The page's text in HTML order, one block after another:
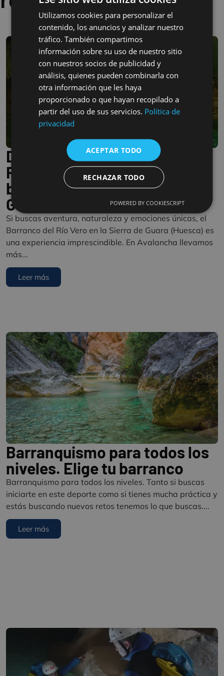
Descenso del Barranco del
Río Vero: guía práctica para
barranquismo en la Sierra de
Guara
Si buscas aventura, naturaleza y emociones únicas, el
Barranco del Río Vero en la Sierra de Guara (Huesca) es
una experiencia imprescindible. En Avalancha llevamos
más...
Leer más
Barranquismo para todos los
niveles. Elige tu barranco
Barranquismo para todos los niveles. Tanto si buscas
iniciarte en este deporte como si tienes mucha práctica y
estás buscando nuevos retos tenemos lo que buscas....
Leer más
SPANISH
FRENCH
ENGLISH
Utilizamos cookies para personalizar el
contenido, los anuncios y analizar nuestro
tráfico. También compartimos
información sobre su uso de nuestro sitio
con nuestros socios de publicidad y
análisis, quienes pueden combinarla con
otra información que les haya
proporcionado o que hayan recopilado a
partir del uso de sus servicios. Política de
privacidad
ACEPTAR TODO
RECHAZAR TODO
POWERED BY COOKIESCRIPT